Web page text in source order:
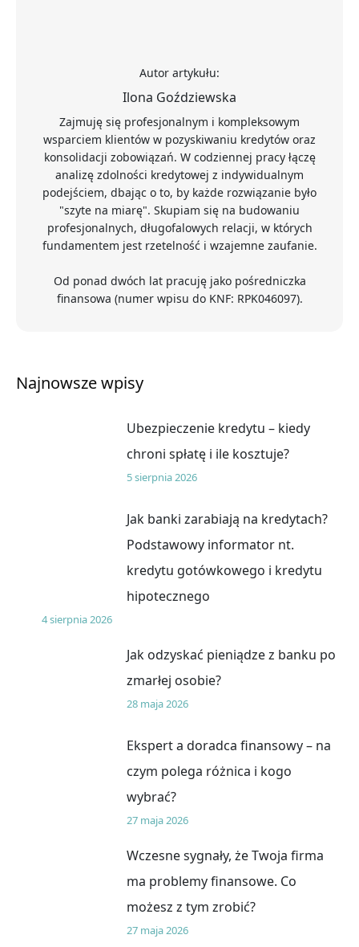
Autor artykułu:
Ilona Goździewska
Zajmuję się profesjonalnym i kompleksowym
wsparciem klientów w pozyskiwaniu kredytów oraz
konsolidacji zobowiązań. W codziennej pracy łączę
analizę zdolności kredytowej z indywidualnym
podejściem, dbając o to, by każde rozwiązanie było
"szyte na miarę". Skupiam się na budowaniu
profesjonalnych, długofalowych relacji, w których
fundamentem jest rzetelność i wzajemne zaufanie.
Od ponad dwóch lat pracuję jako pośredniczka
finansowa (numer wpisu do KNF: RPK046097).
Najnowsze wpisy
Ubezpieczenie kredytu – kiedy
chroni spłatę i ile kosztuje?
5 sierpnia 2026
Jak banki zarabiają na kredytach?
Podstawowy informator nt.
kredytu gotówkowego i kredytu
hipotecznego
4 sierpnia 2026
Jak odzyskać pieniądze z banku po
zmarłej osobie?
28 maja 2026
Ekspert a doradca finansowy – na
czym polega różnica i kogo
wybrać?
27 maja 2026
Wczesne sygnały, że Twoja firma
ma problemy finansowe. Co
możesz z tym zrobić?
27 maja 2026